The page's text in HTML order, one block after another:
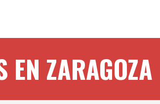
ZARAGOZA